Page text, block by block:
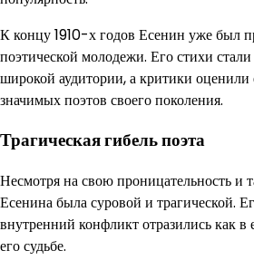
К концу 1910-х годов Есенин уже был
поэтической молодежи. Его стихи
широкой аудитории, а критики оценили
значимых поэтов своего поколения.
Трагическая гибель поэта
Несмотря на свою проницательность и
Есенина была суровой и трагической.
внутренний конфликт отразились как в
его судьбе.